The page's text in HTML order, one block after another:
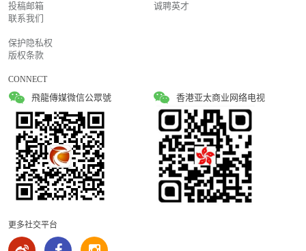
投稿邮箱
联系我们
保护隐私权
版权条款
诚聘英才
CONNECT
飛龍傳媒微信公眾號 香港亚太商业网络电视
更多社交平台